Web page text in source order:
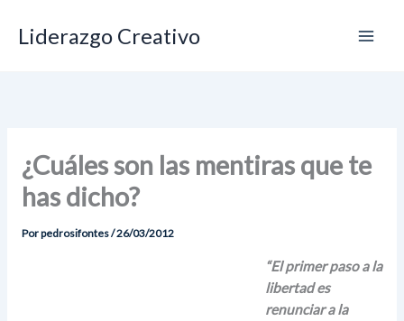
Liderazgo Creativo
¿Cuáles son las mentiras que te
has dicho?
Porpedrosifontes/26/03/2012
“El primer paso a la
libertad es
renunciar a la